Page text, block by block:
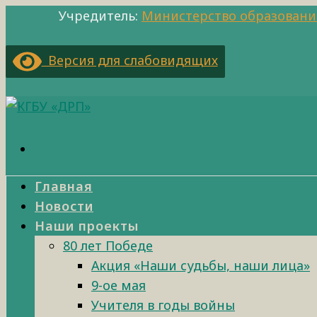
Учредитель: Министерство
Версия для слабовидящих
Главная
Новости
Наши проекты
80 лет Победе
Акция «Наши судьбы, наши лица»
9-ое мая
Учителя в годы войны